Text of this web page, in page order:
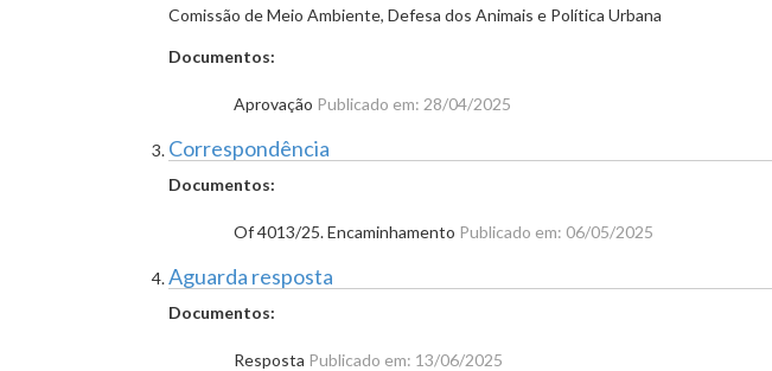
Comissão de Meio Ambiente, Defesa dos Animais e Política Urbana
Documentos:
Aprovação Publicado em: 28/04/2025
Correspondência
Documentos:
Of 4013/25. Encaminhamento Publicado em: 06/05/2025
Aguarda resposta
Documentos:
Resposta Publicado em: 13/06/2025